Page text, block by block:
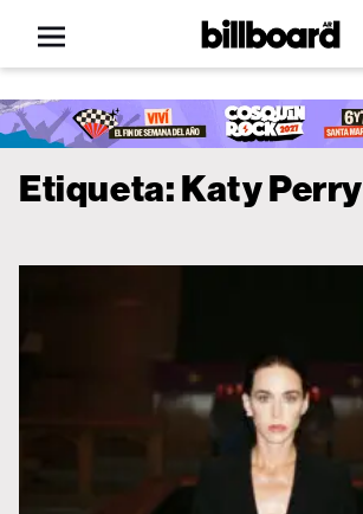
Open
menu
Billboard
Etiqueta:Katy Perry